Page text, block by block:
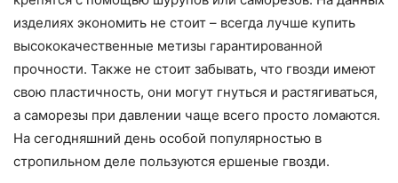
изделиях экономить не стоит – всегда лучше купить
высококачественные метизы гарантированной
прочности. Также не стоит забывать, что гвозди имеют
свою пластичность, они могут гнуться и растягиваться,
а саморезы при давлении чаще всего просто ломаются.
На сегодняшний день особой популярностью в
стропильном деле пользуются ершеные гвозди.